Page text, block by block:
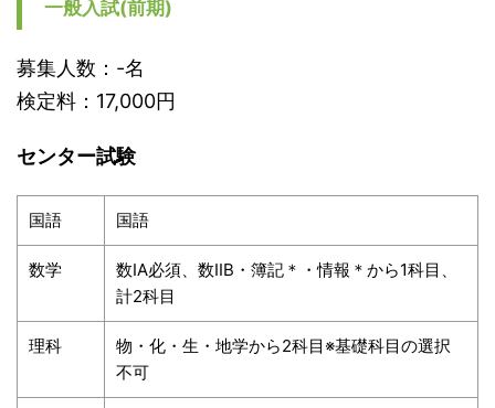
一般入試(前期)
募集人数：-名
検定料：17,000円
センター試験
国語 国語
数学
数IA必須、数IIB・簿記＊・情報＊から1科目、
計2科目
理科
物・化・生・地学から2科目※基礎科目の選択
不可